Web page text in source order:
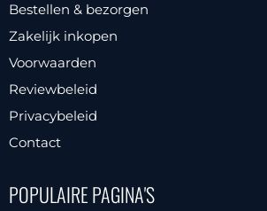
Bestellen & bezorgen
Zakelijk inkopen
Voorwaarden
Reviewbeleid
Privacybeleid
Contact
POPULAIRE PAGINA'S